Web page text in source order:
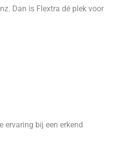
Dan is Flextra dé plek voor
ervaring bij een erkend